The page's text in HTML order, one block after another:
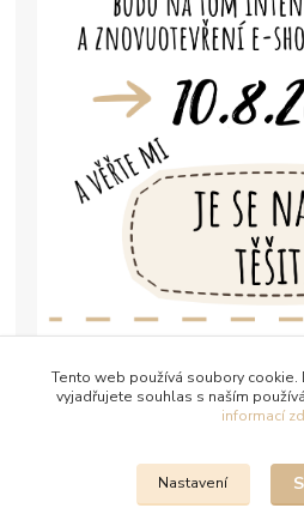
Tento web používá soubory
vyjadřujete souhlas s naším
informací
Nastavení